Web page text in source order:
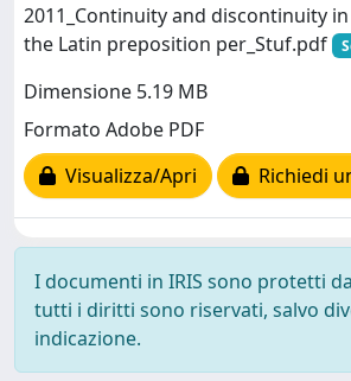
2011_Continuity and discontinuity
the Latin preposition per_Stuf.pdf
Dimensione 5.19 MB
Formato Adobe PDF
Visualizza/Apri
Richiedi
I documenti in IRIS sono protetti
tutti i diritti sono riservati, salvo
indicazione.